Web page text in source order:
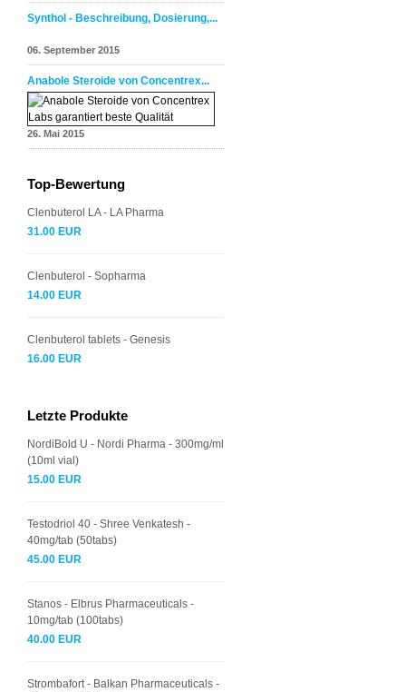
Synthol - Beschreibung, Dosierung,...
06. September 2015
Anabole Steroide von Concentrex...
26. Mai 2015
Top-Bewertung
Clenbuterol LA - LA Pharma
31.00 EUR
Clenbuterol - Sopharma
14.00 EUR
Clenbuterol tablets - Genesis
16.00 EUR
Letzte Produkte
NordiBold U - Nordi Pharma - 300mg/ml
(10ml vial)
15.00 EUR
Testodriol 40 - Shree Venkatesh -
40mg/tab (50tabs)
45.00 EUR
Stanos - Elbrus Pharmaceuticals -
10mg/tab (100tabs)
40.00 EUR
Strombafort - Balkan Pharmaceuticals -